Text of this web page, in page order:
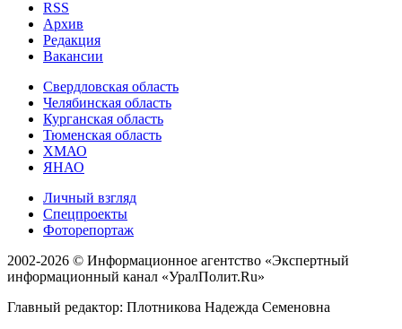
RSS
Архив
Редакция
Вакансии
Свердловская область
Челябинская область
Курганская область
Тюменская область
ХМАО
ЯНАО
Личный взгляд
Спецпроекты
Фоторепортаж
2002-2026 © Информационное агентство «Экспертный
информационный канал «УралПолит.Ru»
Главный редактор: Плотникова Надежда Семеновна